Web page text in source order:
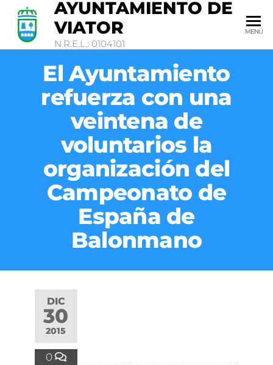
AYUNTAMIENTO DE
VIATOR
N.R.E.L.: 0104101
MENÚ
El Ayuntamiento
refuerza con una
veintena de
voluntarios la
organización del
Campeonato de
España de
Balonmano
DIC
30
2015
0